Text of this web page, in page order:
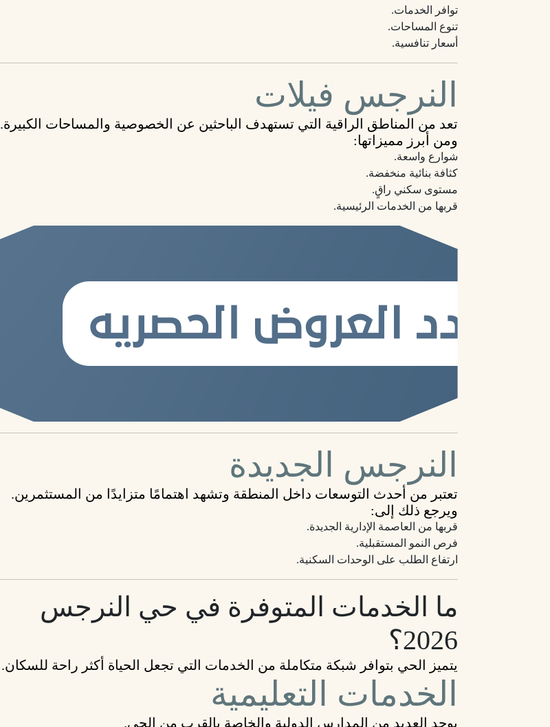
توافر الخدمات.
تنوع المساحات.
أسعار تنافسية.
النرجس فيلات
تعد من المناطق الراقية التي تستهدف الباحثين عن الخصوصية والمساحات الكبيرة.
ومن أبرز مميزاتها:
شوارع واسعة.
كثافة بنائية منخفضة.
مستوى سكني راقٍ.
قربها من الخدمات الرئيسية.
النرجس الجديدة
تعتبر من أحدث التوسعات داخل المنطقة وتشهد اهتمامًا متزايدًا من المستثمرين.
ويرجع ذلك إلى:
قربها من العاصمة الإدارية الجديدة.
فرص النمو المستقبلية.
ارتفاع الطلب على الوحدات السكنية.
ما الخدمات المتوفرة في حي النرجس
2026؟
يتميز الحي بتوافر شبكة متكاملة من الخدمات التي تجعل الحياة أكثر راحة للسكان.
الخدمات التعليمية
يوجد العديد من المدارس الدولية والخاصة بالقرب من الحي.